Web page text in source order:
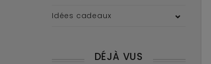
Idées cadeaux
DÉJÀ VUS